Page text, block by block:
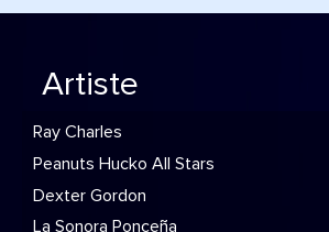
Artiste
Ray Charles
Peanuts Hucko All Stars
Dexter Gordon
La Sonora Ponceña